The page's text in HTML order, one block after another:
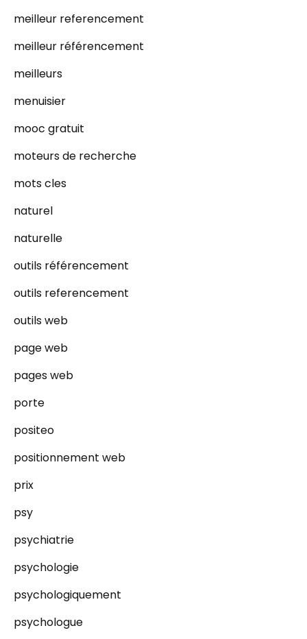
meilleur referencement
meilleur référencement
meilleurs
menuisier
mooc gratuit
moteurs de recherche
mots cles
naturel
naturelle
outils référencement
outils referencement
outils web
page web
pages web
porte
positeo
positionnement web
prix
psy
psychiatrie
psychologie
psychologiquement
psychologue